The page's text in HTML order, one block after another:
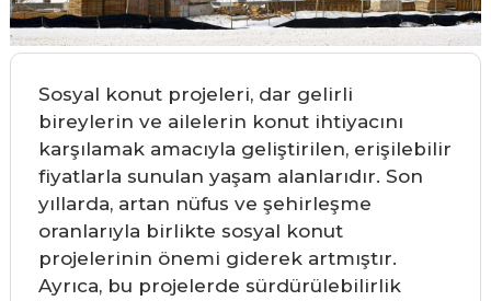
Sosyal konut projeleri, dar gelirli
bireylerin ve ailelerin konut ihtiyacını
karşılamak amacıyla geliştirilen, erişilebilir
fiyatlarla sunulan yaşam alanlarıdır. Son
yıllarda, artan nüfus ve şehirleşme
oranlarıyla birlikte sosyal konut
projelerinin önemi giderek artmıştır.
Ayrıca, bu projelerde sürdürülebilirlik